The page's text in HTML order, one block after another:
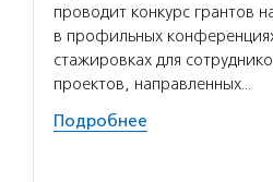
проводит конкурс грантов
в профильных
стажировках для
проектов, направленных…
Подробнее